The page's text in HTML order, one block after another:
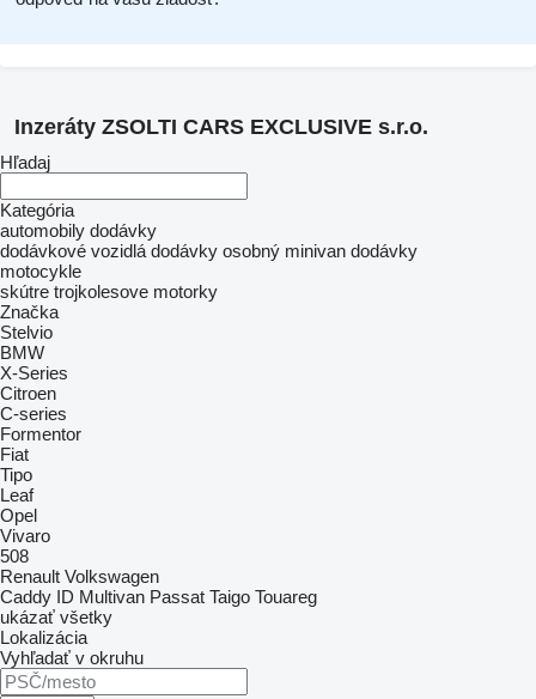
Inzeráty ZSOLTI CARS EXCLUSIVE s.r.o.
Hľadaj
Kategória
automobily dodávky
dodávkové vozidlá dodávky osobný minivan dodávky
motocykle
skútre trojkolesove motorky
Značka
Stelvio
BMW
X-Series
Citroen
C-series
Formentor
Fiat
Tipo
Leaf
Opel
Vivaro
508
Renault Volkswagen
Caddy ID Multivan Passat Taigo Touareg
ukázať všetky
Lokalizácia
Vyhľadať v okruhu